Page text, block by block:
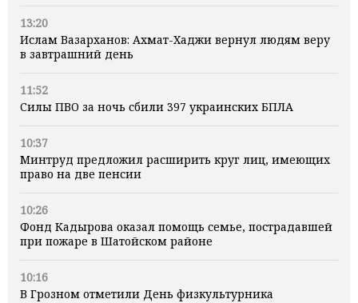
13:20
Ислам Вазарханов: Ахмат-Хаджи вернул людям веру
в завтрашний день
11:52
Силы ПВО за ночь сбили 397 украинских БПЛА
10:37
Минтруд предложил расширить круг лиц, имеющих
право на две пенсии
10:26
Фонд Кадырова оказал помощь семье, пострадавшей
при пожаре в Шатойском районе
10:16
В Грозном отметили День физкультурника